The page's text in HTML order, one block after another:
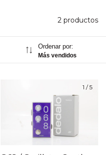
2 productos
Ordenar por:
Más vendidos
1 /5